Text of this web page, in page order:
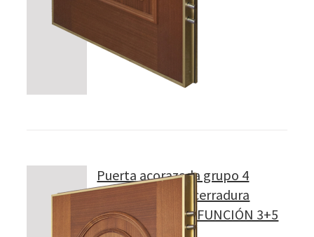
Puerta acorazada grupo 4
Modelo 422 con cerradura
CILINDRO MULTIFUNCIÓN 3+5